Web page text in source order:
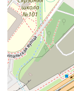
Развитая
спроектированы
здесь
отдельными
Отличное
столицы.
Прямая продажа.